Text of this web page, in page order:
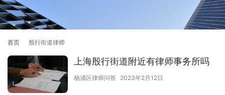
首页 殷行街道律师
上海殷行街道附近有律师事务所吗
杨浦区律师问答 2023年2月12日